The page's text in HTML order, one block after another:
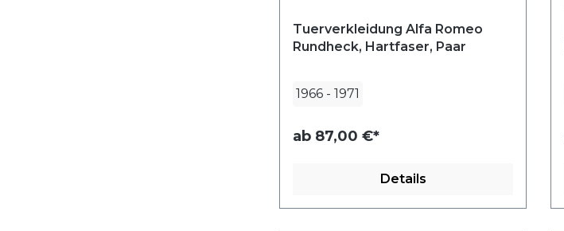
Tuerverkleidung Alfa Romeo
Rundheck, Hartfaser, Paar
1966 - 1971
ab 87,00 €*
Details